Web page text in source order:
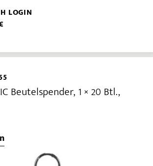
LOGIN
Beutelspender, 1 × 20 Btl.,